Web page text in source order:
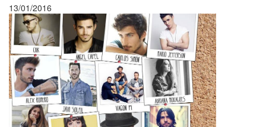
13/01/2016